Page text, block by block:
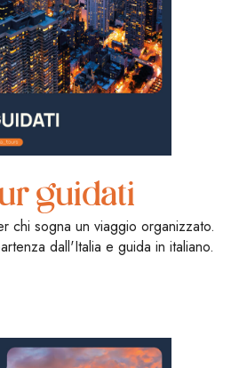
guidati
chi sogna un viaggio organizzato.
dall'Italia e guida in italiano.